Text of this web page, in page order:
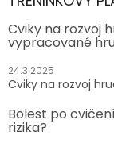
Cviky na rozvoj
vypracované
24.3.2025
Cviky na rozvoj
Bolest po
rizika?